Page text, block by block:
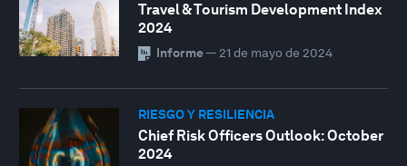
Travel & Tourism Development Index
2024
Informe— 21 de mayo de 2024
RIESGO Y RESILIENCIA
Chief Risk Officers Outlook: October
2024